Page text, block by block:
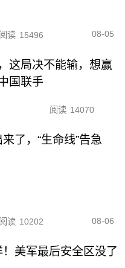
阅读 15496 08-05
这局决不能输，想赢
国联手
阅读 14070
了，“生命线”告急
阅读 10202 08-06
美军最后安全区没了